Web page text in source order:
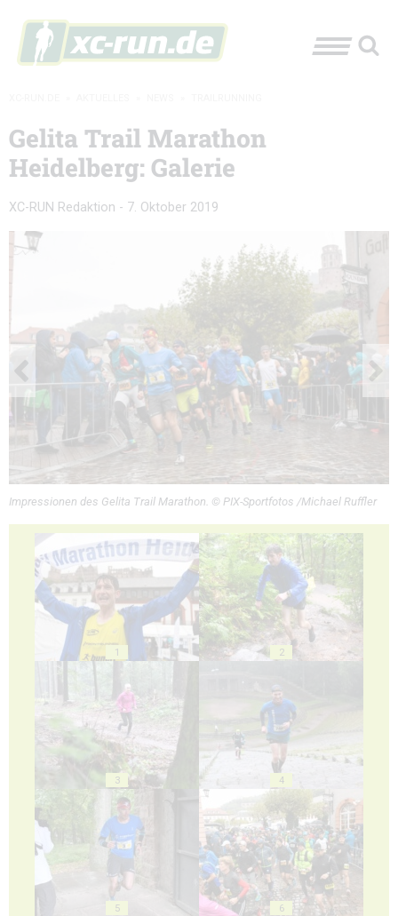
Gelita Trail Marathon
Heidelberg: Galerie
XC-RUN Redaktion - 7. Oktober 2019
Impressionen des Gelita Trail Marathon. © PIX-Sportfotos /Michael Ruffler
1 2
3 4
5 6